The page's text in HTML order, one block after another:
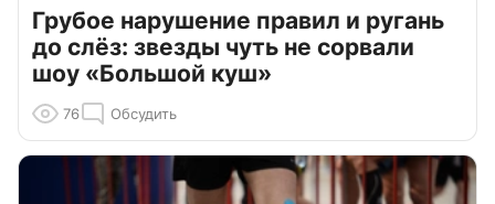
Грубое нарушение правил и ругань
до слёз: звезды чуть не сорвали
шоу «Большой куш»
76 Обсудить